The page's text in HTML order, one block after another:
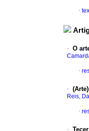
·
· O
·
·
Reis,
·
·